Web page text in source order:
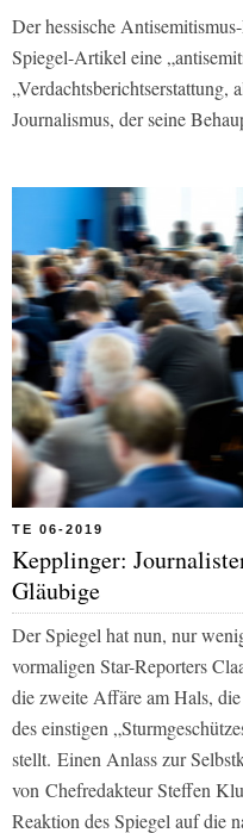
Der hessische
Spiegel-Artikel eine
„Verdachtsberichtserstattung,
Journalismus, der seine
TE 06-2019
Kepplinger:
Gläubige
Der Spiegel hat nun, nur
vormaligen Star-Reporters
die zweite Affäre am Hals,
des einstigen
stellt. Einen Anlass zur
von Chefredakteur Steffen
Reaktion des Spiegel auf die